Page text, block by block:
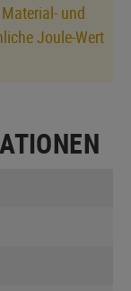
und
Joule-Wert